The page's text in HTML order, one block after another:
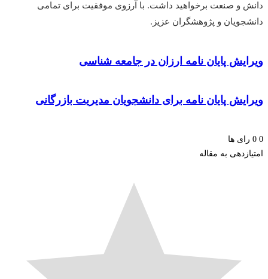
و صنعت برخواهید داشت. با آرزوی موفقیت برای تمامی
و پژوهشگران عزیز.
پایان نامه ارزان در جامعه شناسی
پایان نامه برای دانشجویان مدیریت بازرگانی
ها
به مقاله